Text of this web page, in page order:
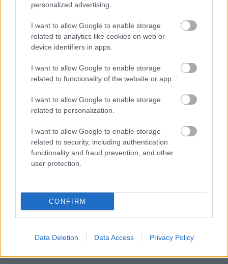
personalized advertising.
I want to allow Google to enable storage
related to analytics like cookies on web or
device identifiers in apps.
I want to allow Google to enable storage
related to functionality of the website or app.
I want to allow Google to enable storage
related to personalization.
I want to allow Google to enable storage
related to security, including authentication
functionality and fraud prevention, and other
user protection.
CONFIRM
Data Deletion Data Access Privacy Policy
Κωστής Γεωργίου επιστρέφει στην Αθήνα με την
έκθεσή του Enigma 2. Η έκθεση έχει αναδρομικό
χαρακτήρα και είναι εμπλουτισμένη με έργα από
όλες τις περιόδους της μακρόχρονης πορείας του
δημιουργού καθώς και με προσθήκη πρόσφατων
έργων ζωγραφικής και γλυπτικής. Πρόκειται για
μια ιστορική έκθεση, που απαρτίζεται από 160
έργα ζωγραφικής μεγάλων και μικρότερων